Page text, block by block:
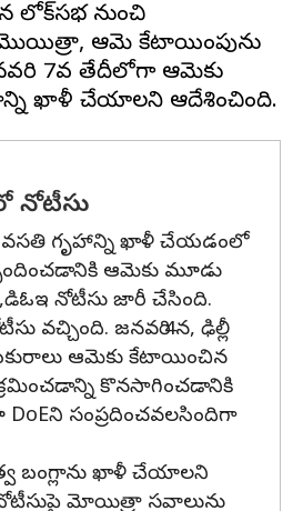
లోక్‌సభ నుంచి
ఆమె కేటాయింపును
7వ తేదీలోగా ఆమెకు
నోటీసు
వసతి గృహాన్ని ఖాళీ చేయడంలో
ఆమెకు మూడు
నోటీసు జారీ చేసింది.
వచ్చింది. జనవరి 4న, ఢిల్లీ
ఆమెకు కేటాయించిన
కొనసాగించడానికి
సంప్రదించవలసిందిగా
బంగ్లాను ఖాళీ చేయాలని
మోయిత్రా సవాలును